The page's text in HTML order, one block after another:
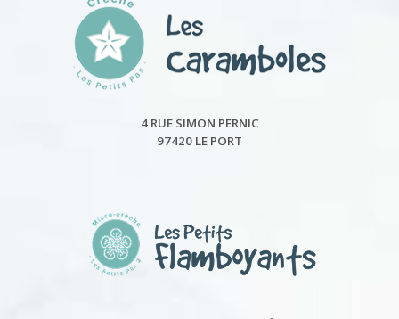
4 RUE SIMON PERNIC
97420 LE PORT